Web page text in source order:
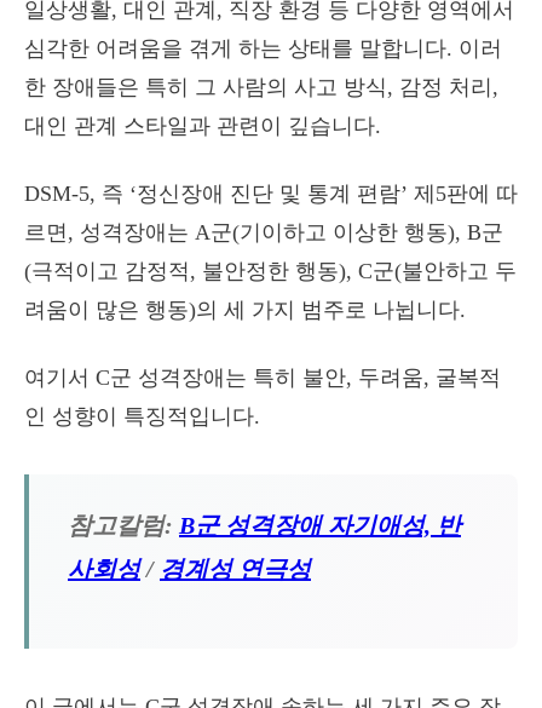
일상생활, 대인 관계, 직장 환경 등 다양한 영역에서
심각한 어려움을 겪게 하는 상태를 말합니다. 이러
한 장애들은 특히 그 사람의 사고 방식, 감정 처리,
대인 관계 스타일과 관련이 깊습니다.
DSM-5, 즉 ‘정신장애 진단 및 통계 편람’ 제5판에 따
르면, 성격장애는 A군(기이하고 이상한 행동), B군
(극적이고 감정적, 불안정한 행동), C군(불안하고 두
려움이 많은 행동)의 세 가지 범주로 나뉩니다.
여기서 C군 성격장애는 특히 불안, 두려움, 굴복적
인 성향이 특징적입니다.
참고칼럼: B군 성격장애 자기애성, 반
사회성/ 경계성 연극성